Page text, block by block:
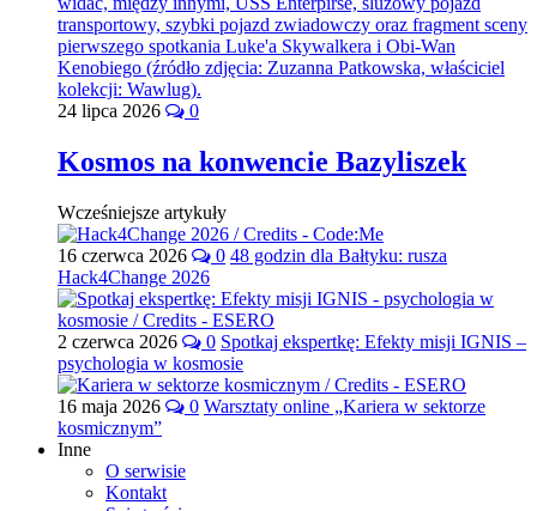
24 lipca 2026 0
Kosmos na konwencie Bazyliszek
Wcześniejsze artykuły
16 czerwca 2026 0 48 godzin dla Bałtyku: rusza
Hack4Change 2026
2 czerwca 2026 0 Spotkaj ekspertkę: Efekty misji IGNIS –
psychologia w kosmosie
16 maja 2026 0 Warsztaty online „Kariera w sektorze
kosmicznym”
Inne
O serwisie
Kontakt